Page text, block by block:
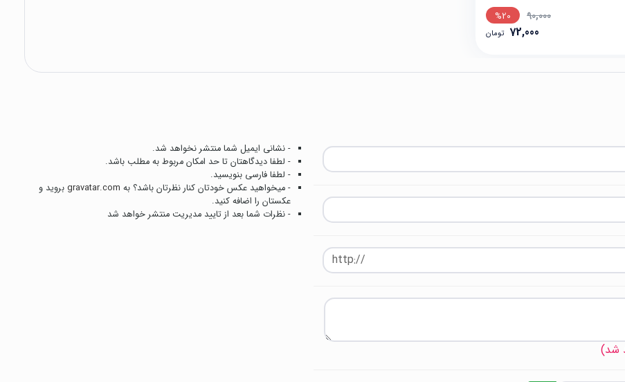
90,000
%20
72,000 تومان
شد)
- نشانی ایمیل شما منتشر نخواهد شد.
- لطفا دیدگاهتان تا حد امکان مربوط به مطلب باشد.
- لطفا فارسی بنویسید.
- میخواهید عکس خودتان کنار نظرتان باشد؟ به gravatar.com بروید و
عکستان را اضافه کنید.
- نظرات شما بعد از تایید مدیریت منتشر خواهد شد